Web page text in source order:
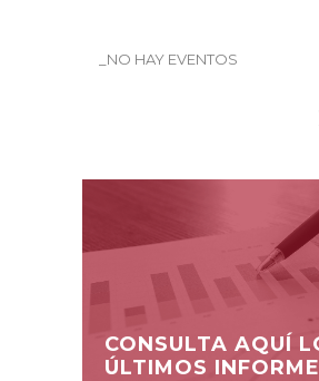
_NO HAY EVENTOS
CONSULTA AQUÍ
ÚLTIMOS